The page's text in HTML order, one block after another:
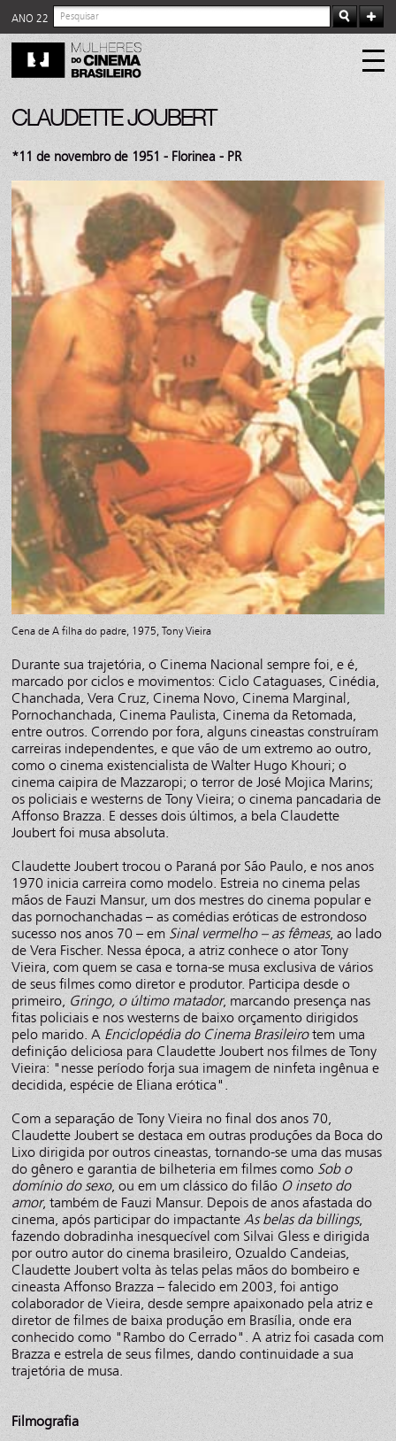
ANO 22
CLAUDETTE JOUBERT
*11 de novembro de 1951 - Florinea - PR
Cena de A filha do padre, 1975, Tony Vieira
Durante sua trajetória, o Cinema Nacional sempre foi, e é,
marcado por ciclos e movimentos: Ciclo Cataguases, Cinédia,
Chanchada, Vera Cruz, Cinema Novo, Cinema Marginal,
Pornochanchada, Cinema Paulista, Cinema da Retomada,
entre outros. Correndo por fora, alguns cineastas construíram
carreiras independentes, e que vão de um extremo ao outro,
como o cinema existencialista de Walter Hugo Khouri; o
cinema caipira de Mazzaropi; o terror de José Mojica Marins;
os policiais e westerns de Tony Vieira; o cinema pancadaria de
Affonso Brazza. E desses dois últimos, a bela Claudette
Joubert foi musa absoluta.
Claudette Joubert trocou o Paraná por São Paulo, e nos anos
1970 inicia carreira como modelo. Estreia no cinema pelas
mãos de Fauzi Mansur, um dos mestres do cinema popular e
das pornochanchadas – as comédias eróticas de estrondoso
sucesso nos anos 70 – em Sinal vermelho – as fêmeas, ao lado
de Vera Fischer. Nessa época, a atriz conhece o ator Tony
Vieira, com quem se casa e torna-se musa exclusiva de vários
de seus filmes como diretor e produtor. Participa desde o
primeiro, Gringo, o último matador, marcando presença nas
fitas policiais e nos westerns de baixo orçamento dirigidos
pelo marido. A Enciclopédia do Cinema Brasileirotem uma
definição deliciosa para Claudette Joubert nos filmes de Tony
Vieira: "nesse período forja sua imagem de ninfeta ingênua e
decidida, espécie de Eliana erótica".
Com a separação de Tony Vieira no final dos anos 70,
Claudette Joubert se destaca em outras produções da Boca do
Lixo dirigida por outros cineastas, tornando-se uma das musas
do gênero e garantia de bilheteria em filmes como Sob o
domínio do sexo, ou em um clássico do filão O inseto do
amor, também de Fauzi Mansur. Depois de anos afastada do
cinema, após participar do impactante As belas da billings,
fazendo dobradinha inesquecível com Silvai Gless e dirigida
por outro autor do cinema brasileiro, Ozualdo Candeias,
Claudette Joubert volta às telas pelas mãos do bombeiro e
cineasta Affonso Brazza – falecido em 2003, foi antigo
colaborador de Vieira, desde sempre apaixonado pela atriz e
diretor de filmes de baixa produção em Brasília, onde era
conhecido como "Rambo do Cerrado". A atriz foi casada com
Brazza e estrela de seus filmes, dando continuidade a sua
trajetória de musa.
Filmografia